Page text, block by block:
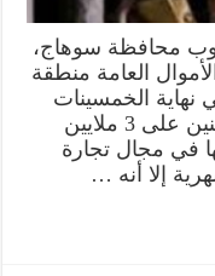
محافظة سوهاج،
العامة منطقة
الخمسينات
من العُمر؛ إثر استيلاءه من 7 مواطنين على 3 ملايين
في مجال تجارة
إلا أنه …